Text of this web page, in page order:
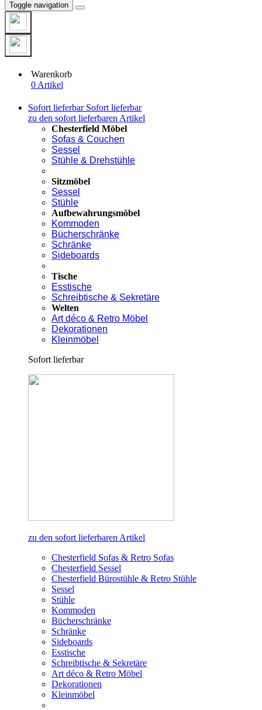
Toggle navigation
Warenkorb
0 Artikel
Sofort lieferbar Sofort lieferbar
zu den sofort lieferbaren Artikel
Chesterfield Möbel
Sofas & Couchen
Sessel
Stühle & Drehstühle
Sitzmöbel
Sessel
Stühle
Aufbewahrungsmöbel
Kommoden
Bücherschränke
Schränke
Sideboards
Tische
Esstische
Schreibtische & Sekretäre
Welten
Art déco & Retro Möbel
Dekorationen
Kleinmöbel
Sofort lieferbar
zu den sofort lieferbaren Artikel
Chesterfield Sofas & Retro Sofas
Chesterfield Sessel
Chesterfield Bürostühle & Retro Stühle
Sessel
Stühle
Kommoden
Bücherschränke
Schränke
Sideboards
Esstische
Schreibtische & Sekretäre
Art déco & Retro Möbel
Dekorationen
Kleinmöbel